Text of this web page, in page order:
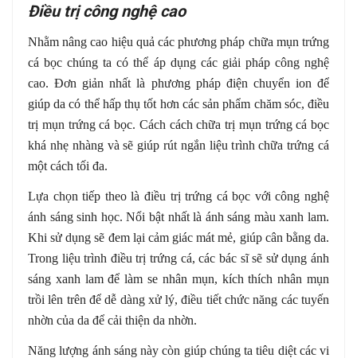
Điều trị công nghệ cao
Nhằm nâng cao hiệu quả các phương pháp chữa mụn trứng
cá bọc chúng ta có thể áp dụng các giải pháp công nghệ
cao. Đơn giản nhất là phương pháp điện chuyển ion để
giúp da có thể hấp thụ tốt hơn các sản phẩm chăm sóc, điều
trị mụn trứng cá bọc. Cách cách chữa trị mụn trứng cá bọc
khá nhẹ nhàng và sẽ giúp rút ngắn liệu trình chữa trứng cá
một cách tối đa.
Lựa chọn tiếp theo là điều trị trứng cá bọc với công nghệ
ánh sáng sinh học. Nổi bật nhất là ánh sáng màu xanh lam.
Khi sử dụng sẽ đem lại cảm giác mát mẻ, giúp cân bằng da.
Trong liệu trình điều trị trứng cá, các bác sĩ sẽ sử dụng ánh
sáng xanh lam để làm se nhân mụn, kích thích nhân mụn
trồi lên trên để dễ dàng xử lý, điều tiết chức năng các tuyến
nhờn của da để cải thiện da nhờn.
Năng lượng ánh sáng này còn giúp chúng ta tiêu diệt các vi